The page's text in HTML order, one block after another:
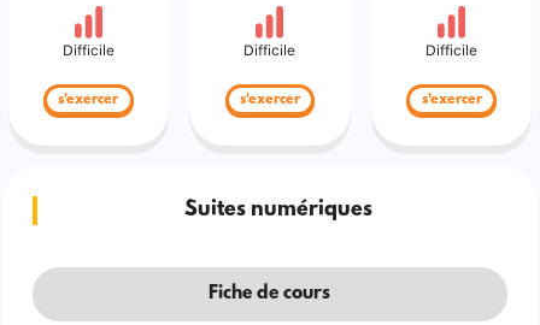
Difficile
s'exercer
Difficile
s'exercer
Difficile
s'exercer
Suites numériques
Fiche de cours